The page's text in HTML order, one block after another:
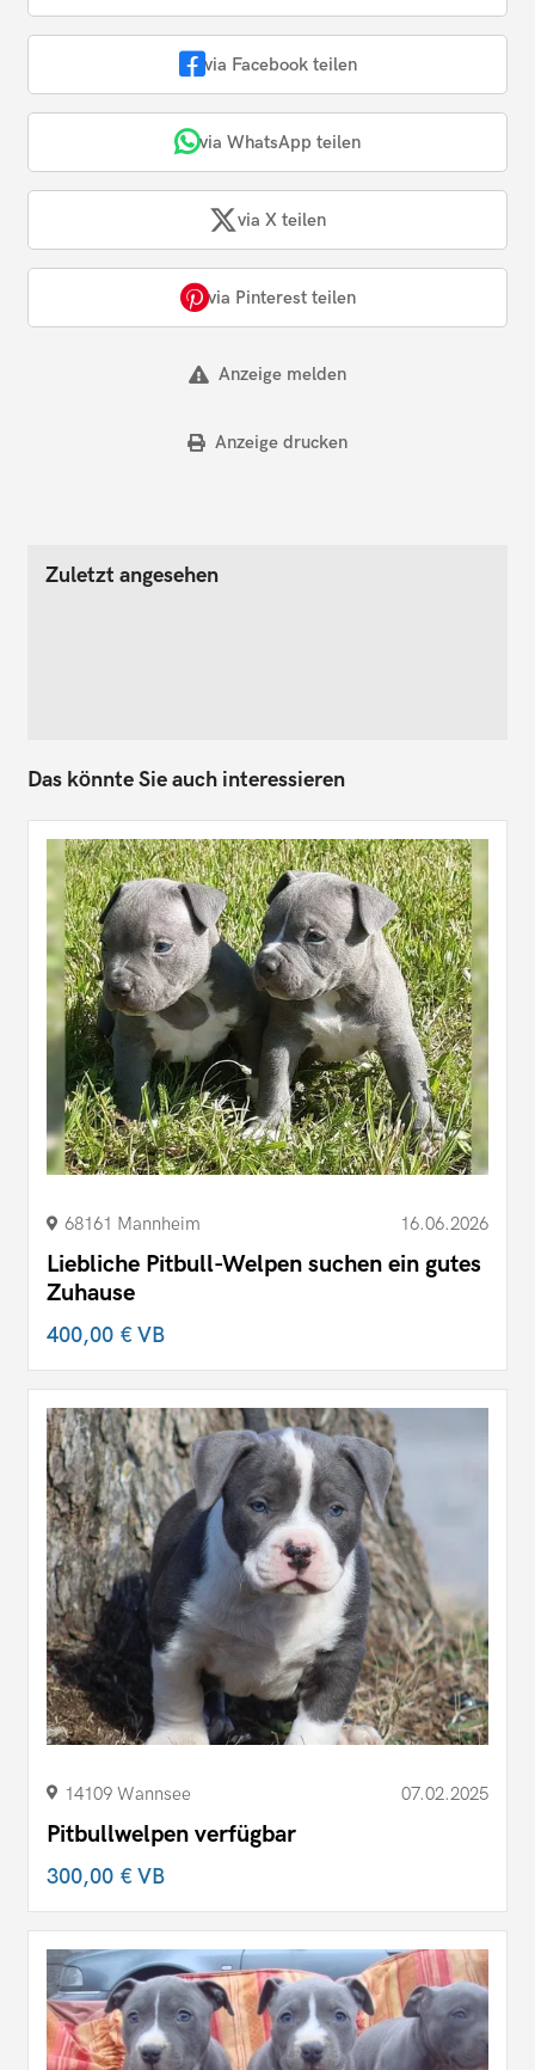
via Facebook teilen
via WhatsApp teilen
via X teilen
via Pinterest teilen
Anzeige melden
Anzeige drucken
Zuletzt angesehen
Das könnte Sie auch interessieren
68161 Mannheim 16.06.2026
Liebliche Pitbull-Welpen suchen ein gutes
Zuhause
400,00 €VB
14109 Wannsee 07.02.2025
Pitbullwelpen verfügbar
300,00 €VB